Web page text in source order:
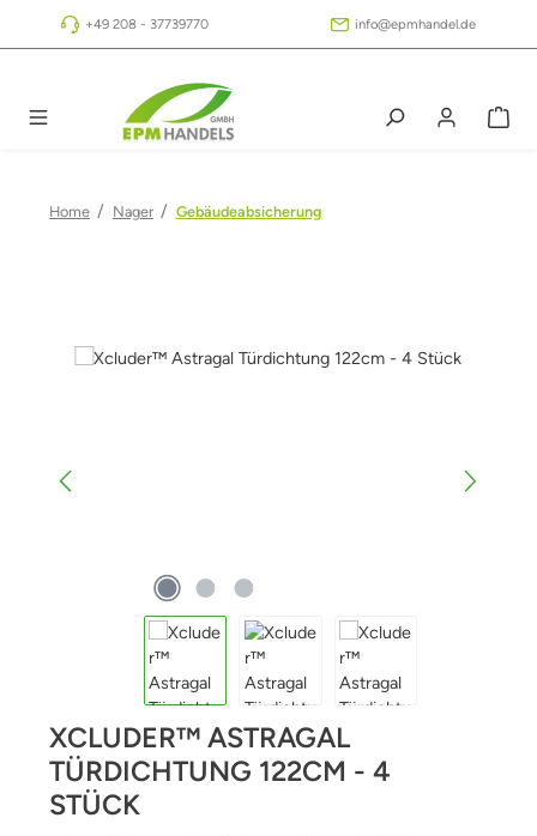
Zum Hauptinhalt springen
+49 208 - 37739770 info@epmhandel.de
Home / Nager / Gebäudeabsicherung
Bildergalerie überspringen
XCLUDER™ ASTRAGAL
TÜRDICHTUNG 122CM - 4
STÜCK